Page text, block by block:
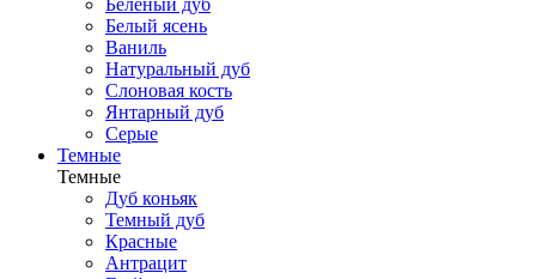
Беленый дуб
Белый ясень
Ваниль
Натуральный дуб
Слоновая кость
Янтарный дуб
Серые
Темные
Темные
Дуб коньяк
Темный дуб
Красные
Антрацит